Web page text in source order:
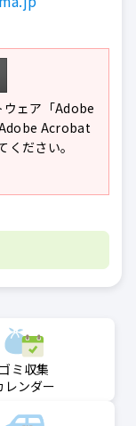
ェア「Adobe
Acrobat
ださい。
ゴミ収集
レンダー